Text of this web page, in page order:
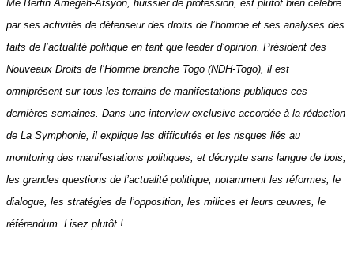
Me Bertin Amegah-Atsyon, huissier de profession, est plutôt bien célèbre
par ses activités de défenseur des droits de l’homme et ses analyses des
faits de l’actualité politique en tant que leader d’opinion. Président des
Nouveaux Droits de l’Homme branche Togo (NDH-Togo), il est
omniprésent sur tous les terrains de manifestations publiques ces
dernières semaines. Dans une interview exclusive accordée à la rédaction
de La Symphonie, il explique les difficultés et les risques liés au
monitoring des manifestations politiques, et décrypte sans langue de bois,
les grandes questions de l’actualité politique, notamment les réformes, le
dialogue, les stratégies de l’opposition, les milices et leurs œuvres, le
référendum. Lisez plutôt !